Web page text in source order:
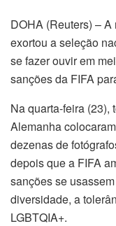
DOHA (Reuters) –
exortou a seleção
se fazer ouvir em
sanções da FIFA
Na quarta-feira (23),
Alemanha
dezenas de
depois que a FIFA
sanções se
diversidade, a
LGBTQIA+.